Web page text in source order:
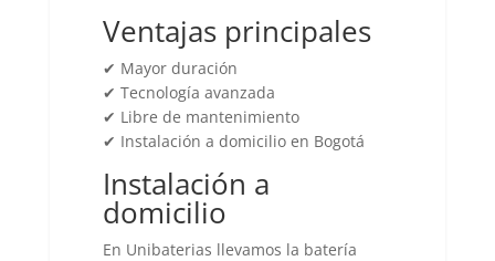
Ventajas principales
✔ Mayor duración
✔ Tecnología avanzada
✔ Libre de mantenimiento
✔ Instalación a domicilio en Bogotá
Instalación a
domicilio
En Unibaterias llevamos la batería